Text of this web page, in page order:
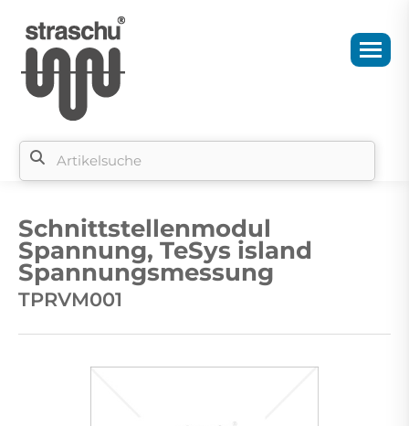
Schnittstellenmodul
Spannung, TeSys island
Spannungsmessung
TPRVM001